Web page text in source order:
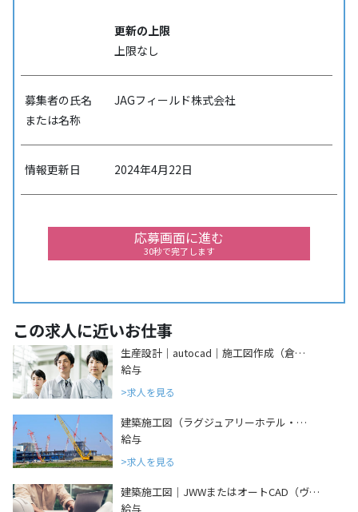
更新の上限
上限なし
募集者の氏名
または名称
JAGフィールド株式会社
情報更新日 2024年4月22日
応募画面に進む
30秒で完了します
この求人に近いお仕事
生産設計｜autocad｜施工図作成（倉…
給与
求人を見る
建築施工図（ラグジュアリーホテル・…
給与
求人を見る
建築施工図｜JWWまたはオートCAD（ヴ…
給与